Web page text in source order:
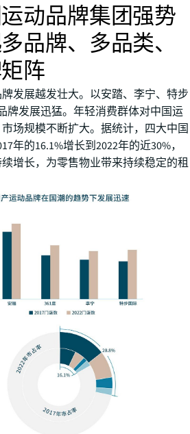
动品牌集团强势
品牌、多品类、
阵
发展越发壮大。以安踏、李宁、特步
牌发展迅猛。年轻消费群体对中国运
场规模不断扩大。据统计，四大中国
年的16.1%增长到2022年的近30%，
增长，为零售物业带来持续稳定的租